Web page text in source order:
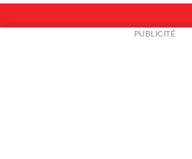
NEWSLETTER
PUBLICITÉ